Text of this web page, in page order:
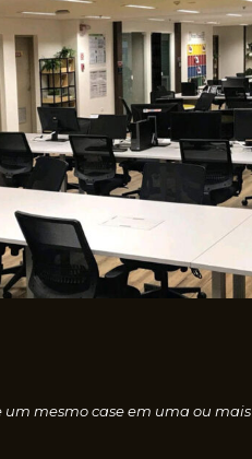
um mesmo case em uma ou mais